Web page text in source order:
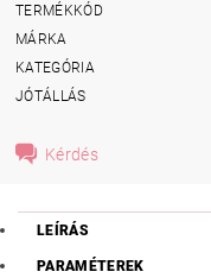
TERMÉKKÓD
MÁRKA
KATEGÓRIA
JÓTÁLLÁS
Kérdés
LEÍRÁS
PARAMÉTEREK